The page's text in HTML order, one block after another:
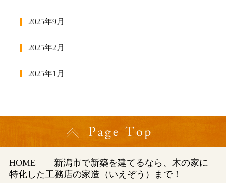
2025年9月
2025年2月
2025年1月
2024年9月
HOME 新潟市で新築を建てるなら、木の家に
特化した工務店の家造（いえぞう）まで！